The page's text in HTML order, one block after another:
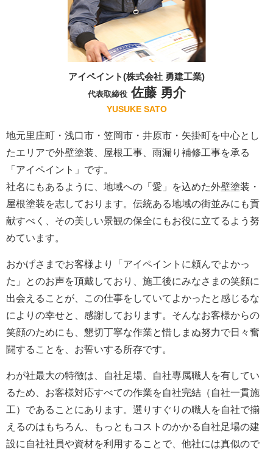
アイペイント(株式会社 勇建工業)
代表取締役佐藤 勇介
YUSUKE SATO
地元里庄町・浅口市・笠岡市・井原市・矢掛町を中心とし
たエリアで外壁塗装、屋根工事、雨漏り補修工事を承る
「アイペイント」です。
社名にもあるように、地域への「愛」を込めた外壁塗装・
屋根塗装を志しております。伝統ある地域の街並みにも貢
献すべく、その美しい景観の保全にもお役に立てるよう努
めています。
おかげさまでお客様より「アイペイントに頼んでよかっ
た」とのお声を頂戴しており、施工後にみなさまの笑顔に
出会えることが、この仕事をしていてよかったと感じるな
によりの幸せと、感謝しております。そんなお客様からの
笑顔のためにも、懇切丁寧な作業と惜しまぬ努力で日々奮
闘することを、お誓いする所存です。
わが社最大の特徴は、自社足場、自社専属職人を有してい
るため、お客様対応すべての作業を自社完結（自社一貫施
工）であることにあります。選りすぐりの職人を自社で揃
えるのはもちろん、もっともコストのかかる自社足場の建
設に自社社員や資材を利用することで、他社には真似ので